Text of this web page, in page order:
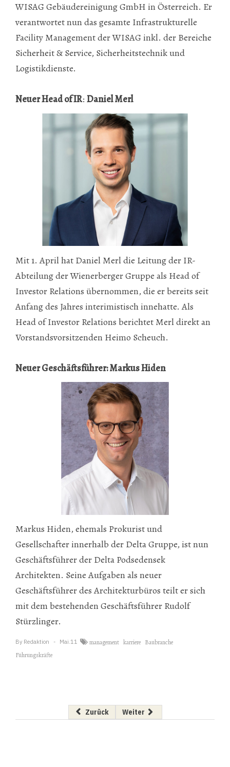
WISAG Gebäudereinigung GmbH in Österreich. Er
verantwortet nun das gesamte Infrastrukturelle
Facility Management der WISAG inkl. der Bereiche
Sicherheit & Service, Sicherheitstechnik und
Logistikdienste.
Neuer Head of IR: Daniel Merl
Mit 1. April hat Daniel Merl die Leitung der IR-
Abteilung der Wienerberger Gruppe als Head of
Investor Relations übernommen, die er bereits seit
Anfang des Jahres interimistisch innehatte. Als
Head of Investor Relations berichtet Merl direkt an
Vorstandsvorsitzenden Heimo Scheuch.
Neuer Geschäftsführer: Markus Hiden
Markus Hiden, ehemals Prokurist und
Gesellschafter innerhalb der Delta Gruppe, ist nun
Geschäftsführer der Delta Podsedensek
Architekten. Seine Aufgaben als neuer
Geschäftsführer des Architekturbüros teilt er sich
mit dem bestehenden Geschäftsführer Rudolf
Stürzlinger.
By Redaktion Mai.11 management karriere Baubranche
Führungskräfte
Vorheriger Beitrag: Wienerberger: Starke
Zurück Nächster Beitrag: Baumit
Weiter